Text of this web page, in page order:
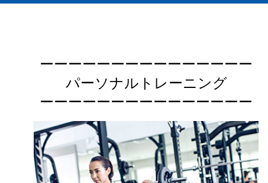
ーーーーーーーーーーーーーーー
パーソナルトレーニング
ーーーーーーーーーーーーーーー